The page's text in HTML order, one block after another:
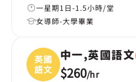
一星期1日-1.5小時/堂
女導師-大學畢業
英國
語文
中一,英國語文
$260/hr